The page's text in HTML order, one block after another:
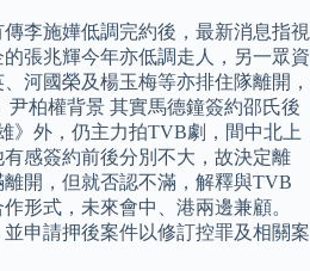
李施嬅低調完約後，最新消息指視
張兆輝今年亦低調走人，另一眾資
河國榮及楊玉梅等亦排住隊離開，
尹柏權背景 其實馬德鐘簽約邵氏後
》外，仍主力拍TVB劇，間中北上
感簽約前後分別不大，故決定離
開，但就否認不滿，解釋與TVB
形式，未來會中、港兩邊兼顧。
申請押後案件以修訂控罪及相關案